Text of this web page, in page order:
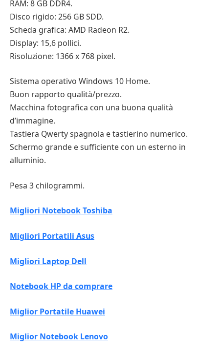
RAM: 8 GB DDR4.
Disco rigido: 256 GB SDD.
Scheda grafica: AMD Radeon R2.
Display: 15,6 pollici.
Risoluzione: 1366 x 768 pixel.
Sistema operativo Windows 10 Home.
Buon rapporto qualità/prezzo.
Macchina fotografica con una buona qualità
d’immagine.
Tastiera Qwerty spagnola e tastierino numerico.
Schermo grande e sufficiente con un esterno in
alluminio.
Pesa 3 chilogrammi.
Migliori Notebook Toshiba
Migliori Portatili Asus
Migliori Laptop Dell
Notebook HP da comprare
Miglior Portatile Huawei
Miglior Notebook Lenovo